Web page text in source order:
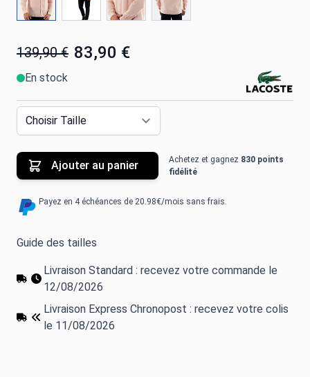
139,90 € 83,90 €
En stock
Ajouter au panier Achetez et gagnez 830 points
fidélité
Payez en 4 échéances de 20.98€/mois sans frais.
Guide des tailles
Livraison Standard : recevez votre commande le
12/08/2026
Livraison Express Chronopost : recevez votre colis
le 11/08/2026